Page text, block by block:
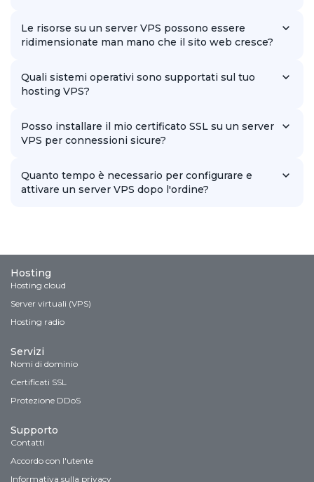
cui firewall, aggiornamenti software e monitoraggio delle
attività, per proteggersi da potenziali minacce.
Le risorse su un server VPS possono essere
ridimensionate man mano che il sito web cresce?
risorse, consentendo una facile scalabilità per soddisfare le
esigenze del tuo sito web.
Quali sistemi operativi sono supportati sul tuo
hosting VPS?
varie versioni di Linux e Windows, in modo che ogni cliente
possa scegliere l'opzione più adatta alle proprie esigenze.
Posso installare il mio certificato SSL su un server
VPS per connessioni sicure?
garantire connessioni sicure e migliorare la fiducia degli utenti.
Quanto tempo è necessario per configurare e
attivare un server VPS dopo l'ordine?
Hosting
Hosting cloud
Server virtuali (VPS)
Hosting radio
Servizi
Nomi di dominio
Certificati SSL
Protezione DDoS
Supporto
Contatti
Accordo con l'utente
Informativa sulla privacy